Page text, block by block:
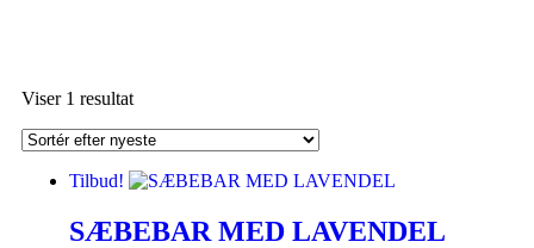
Viser 1 resultat
Tilbud!
SÆBEBAR MED LAVENDEL